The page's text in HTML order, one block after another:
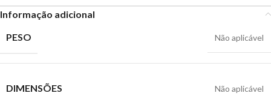
Informação adicional
PESO
Não aplicável
DIMENSÕES Não aplicável